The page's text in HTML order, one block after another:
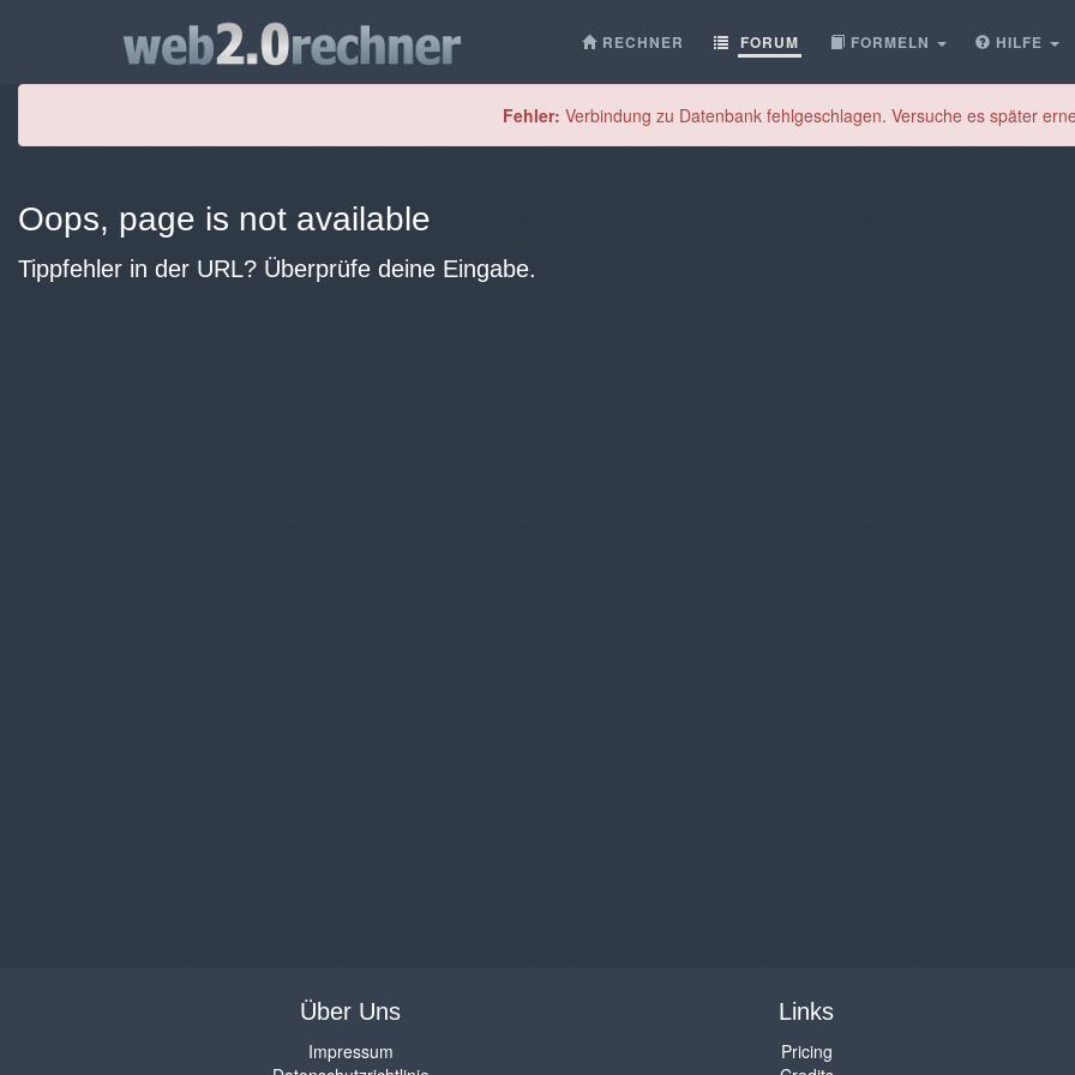
RECHNER FORUM FORMELN HILFE
Fehler: Verbindung zu Datenbank fehlgeschlagen. Versuche es später
Oops, page is not available
Tippfehler in der URL? Überprüfe deine Eingabe.
Über Uns
Impressum
Links
Pricing